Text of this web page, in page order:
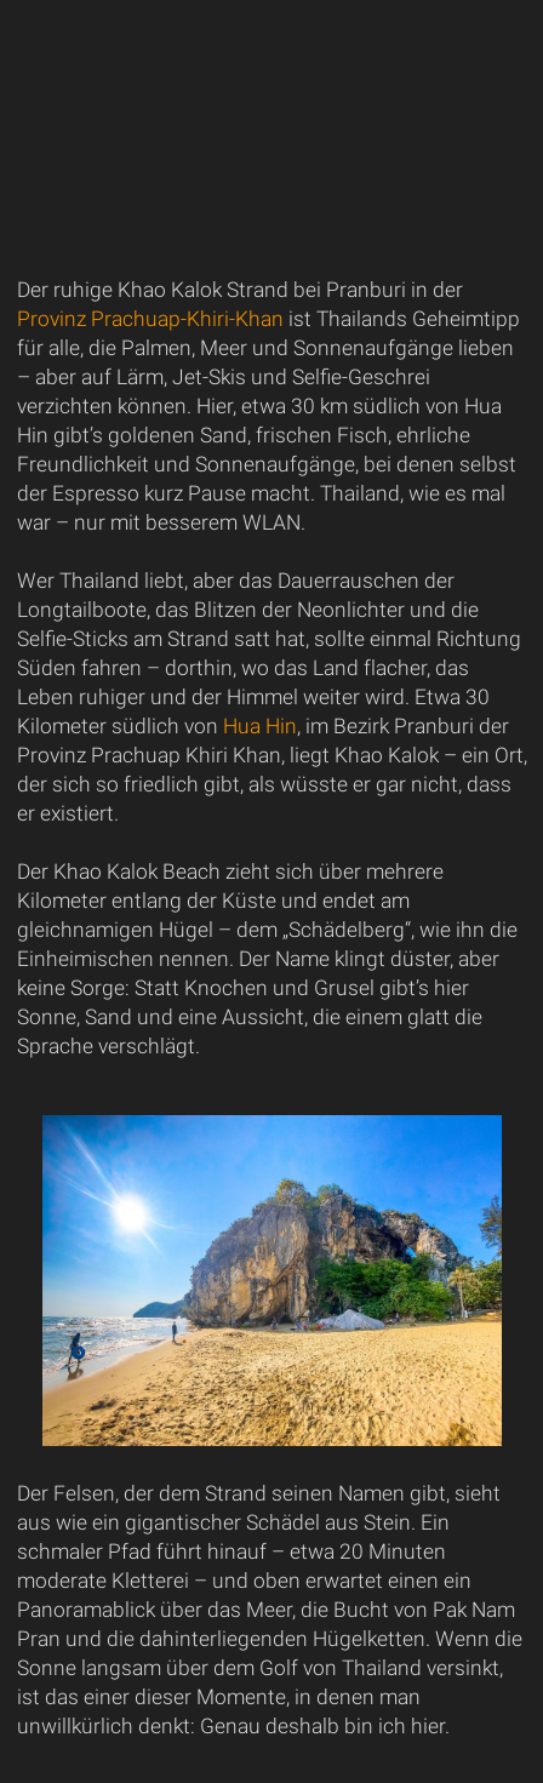
Der ruhige Khao Kalok Strand bei Pranburi in der
Provinz Prachuap-Khiri-Khan ist Thailands Geheimtipp
für alle, die Palmen, Meer und Sonnenaufgänge lieben
– aber auf Lärm, Jet-Skis und Selfie-Geschrei
verzichten können. Hier, etwa 30 km südlich von Hua
Hin gibt’s goldenen Sand, frischen Fisch, ehrliche
Freundlichkeit und Sonnenaufgänge, bei denen selbst
der Espresso kurz Pause macht. Thailand, wie es mal
war – nur mit besserem WLAN.
Wer Thailand liebt, aber das Dauerrauschen der
Longtailboote, das Blitzen der Neonlichter und die
Selfie-Sticks am Strand satt hat, sollte einmal Richtung
Süden fahren – dorthin, wo das Land flacher, das
Leben ruhiger und der Himmel weiter wird. Etwa 30
Kilometer südlich von Hua Hin, im Bezirk Pranburi der
Provinz Prachuap Khiri Khan, liegt Khao Kalok – ein Ort,
der sich so friedlich gibt, als wüsste er gar nicht, dass
er existiert.
Der Khao Kalok Beach zieht sich über mehrere
Kilometer entlang der Küste und endet am
gleichnamigen Hügel – dem „Schädelberg“, wie ihn die
Einheimischen nennen. Der Name klingt düster, aber
keine Sorge: Statt Knochen und Grusel gibt’s hier
Sonne, Sand und eine Aussicht, die einem glatt die
Sprache verschlägt.
Der Felsen, der dem Strand seinen Namen gibt, sieht
aus wie ein gigantischer Schädel aus Stein. Ein
schmaler Pfad führt hinauf – etwa 20 Minuten
moderate Kletterei – und oben erwartet einen ein
Panoramablick über das Meer, die Bucht von Pak Nam
Pran und die dahinterliegenden Hügelketten. Wenn die
Sonne langsam über dem Golf von Thailand versinkt,
ist das einer dieser Momente, in denen man
unwillkürlich denkt: Genau deshalb bin ich hier.